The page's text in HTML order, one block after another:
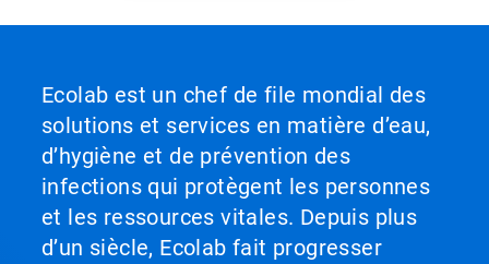
Ecolab est un chef de file mondial des
solutions et services en matière d’eau,
d’hygiène et de prévention des
infections qui protègent les personnes
et les ressources vitales. Depuis plus
d’un siècle, Ecolab fait progresser